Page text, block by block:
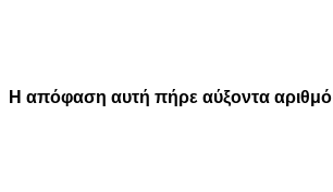
Η απόφαση αυτή πήρε αύξοντα αριθμό